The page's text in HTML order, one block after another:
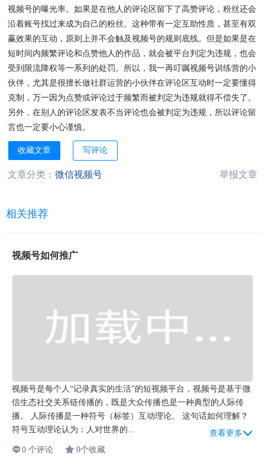
视频号的曝光率。如果是在他人的评论区留下了高赞评论，粉丝还会
沿着账号找过来成为自己的粉丝。这种带有一定互助性质，甚至有双
赢效果的互动，原则上并不会触及视频号的规则底线。但是如果是在
短时间内频繁评论和点赞他人的作品，就会被平台判定为违规，也会
受到限流降权等一系列的处罚。所以，我一再叮嘱视频号训练营的小
伙伴，尤其是很擅长做社群运营的小伙伴在评论区互动时一定要懂得
克制，万一因为点赞或评论过于频繁而被判定为违规就得不偿失了。
另外，在别人的评论区发表不当评论也会被判定为违规，所以评论留
言也一定要小心谨慎。
收藏文章 写评论
文章分类： 微信视频号 举报文章
相关推荐
视频号如何推广
信生态社交关系链传播的，既是大众传播也是一种典型的人际传
播。 人际传播是一种符号（标签）互动理论。 这句话如何理解？
符号互动理论认为：人对世界的...
查看更多
视频号如何打造个人IP
科技的发展正在为每一个普普通通的个体赋能。“记录真实生活”的
视频号，提供的是可视化的“具象信任”，比过去图文时代的“抽象